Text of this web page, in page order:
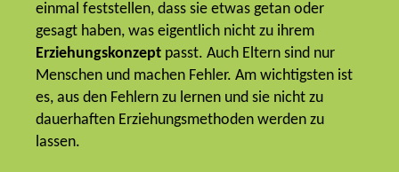
einmal feststellen, dass sie etwas getan oder
gesagt haben, was eigentlich nicht zu ihrem
Erziehungskonzept passt. Auch Eltern sind nur
Menschen und machen Fehler. Am wichtigsten ist
es, aus den Fehlern zu lernen und sie nicht zu
dauerhaften Erziehungsmethoden werden zu
lassen.